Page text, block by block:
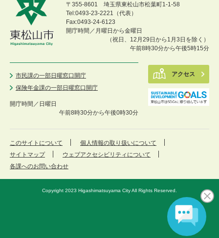
〒355-8601 埼玉県東松山市松葉町1-1-58
Tel:0493-23-2221（代表）
Fax:0493-24-6123
開庁時間／月曜日から金曜日
（祝日、12月29日から1月3日を除く）
午前8時30分から午後5時15分
市民課の一部日曜窓口開庁
保険年金課の一部日曜窓口開庁
開庁時間／ 日曜日
午前8時30分から午後0時30分
アクセス
このサイトについて
個人情報の取り扱いについて
サイトマップ
ウェブアクセシビリティについて
各課へのお問い合わせ
Copyright 2023 Higashimatsuyama City All Rights Reserved.